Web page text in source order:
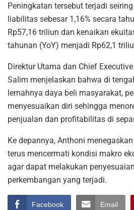
Peningkatan tersebut terjadi
liabilitas sebesar 1,16% secara
Rp57,16 triliun dan kenaikan
tahunan (YoY) menjadi Rp62,1
Direktur Utama dan Chief
Salim menjelaskan bahwa di
lemahnya daya beli masyarakat,
menyesuaikan diri sehingga
penjualan dan profitabilitas di
Ke depannya, Anthoni
terus mencermati kondisi makro
agar dapat melakukan
perkembangan yang terjadi.
Facebook Email